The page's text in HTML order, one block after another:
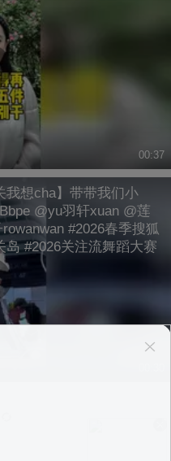
00:37
我想cha】带带我们小
@yu羽轩xuan @莲
#2026春季搜狐
#2026关注流舞蹈大赛